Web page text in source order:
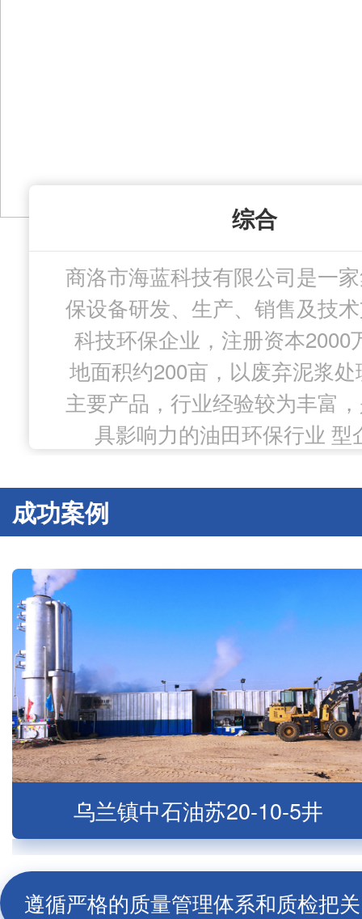
综合
商洛市海蓝科技有限公司是一
保设备研发、生产、销售及技
科技环保企业，注册资本2000
地面积约200亩，以废弃泥浆
主要产品，行业经验较为丰富
具影响力的油田环保行业 型
成功案例
乌兰镇中石油苏20-10-5井
遵循严格的质量管理体系和质检把关